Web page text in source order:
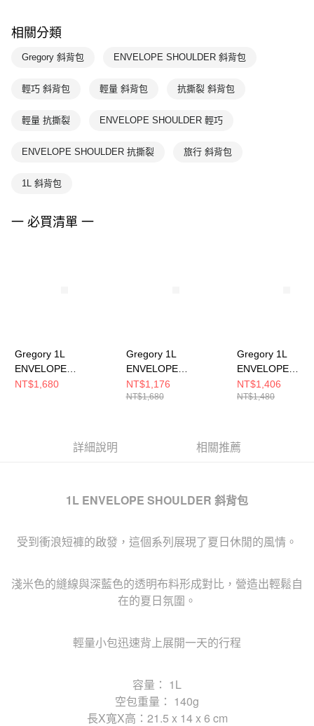
相關分類
Gregory 斜背包 ENVELOPE SHOULDER 斜背包
輕巧 斜背包 輕量 斜背包 抗撕裂 斜背包
輕量 抗撕裂 ENVELOPE SHOULDER 輕巧
ENVELOPE SHOULDER 抗撕裂 旅行 斜背包
1L 斜背包
一 必買清單 一
Gregory 1L
ENVELOPE
SHOULDER 斜背包 棕
NT$1,680
Gregory 1L
ENVELOPE
SHOULDER 斜背包
灰/紫
NT$1,176
NT$1,680
Gregory 1L
ENVELOPE
SHOULDER 斜
米黃
NT$1,406
NT$1,480
詳細說明 相關推薦
1L ENVELOPE SHOULDER 斜背包
受到衝浪短褲的啟發，這個系列展現了夏日休閒的風情。
淺米色的縫線與深藍色的透明布料形成對比，營造出輕鬆自
在的夏日氛圍。
輕量小包迅速背上展開一天的行程
容量： 1L
空包重量： 140g
長X寬X高：21.5 x 14 x 6 cm